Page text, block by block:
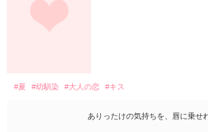
#夏 #幼馴染 #大人の恋 #キス
ありったけの気持ちを、唇に乗せ